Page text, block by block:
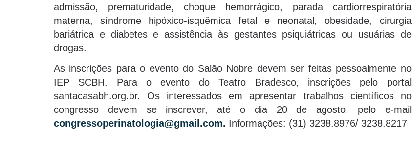
admissão, prematuridade, choque hemorrágico, parada cardiorrespiratória
materna, síndrome hipóxico-isquêmica fetal e neonatal, obesidade, cirurgia
bariátrica e diabetes e assistência às gestantes psiquiátricas ou usuárias de
drogas.
As inscrições para o evento do Salão Nobre devem ser feitas pessoalmente no
IEP SCBH. Para o evento do Teatro Bradesco, inscrições pelo portal
santacasabh.org.br. Os interessados em apresentar trabalhos científicos no
congresso devem se inscrever, até o dia 20 de agosto, pelo e-mail
congressoperinatologia@gmail.com. Informações: (31) 3238.8976/ 3238.8217